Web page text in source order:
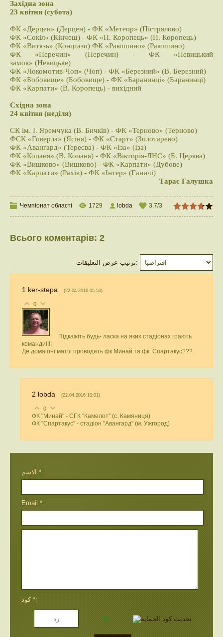
Західна зона
23 квітня (субота)
ФК «Дерцен» (Дерцен) - ФК «Метеор» (Пістрялово)
ФК «Сокіл» (Кінчеш) - ФК «Н. Коропець» (Н. Коропець)
ФК «Витязь» (Концгазо) ФК «Ракошино» (Ракошино)
ФК «Перечин» (Перечин) - ФК «Невицький
замок» (Невицьке)
ФК «Локомотив-Чоп» (Чоп) - ФК «Березний» (В. Березний)
ФК «Бобовище» (Бобовище) - ФК «Баранинці» (Баранинці)
ФК «Карпати» (В. Коропець) - вихідний
Східна зона
24 квітня (неділя)
СК ім. І. Яремчука (В. Бичків) - ФК «Терново» (Терново)
ФСК «Говерла» (Ясіня) - ФК «Старт» (Золотарево)
ФК «Авангард» (Тересва) - ФК «Іза» (Іза)
ФК «Копаня» (В. Копаня) - ФК «Вікторія-ЛНС» (Б. Церква)
ФК «Вишково» (Вишково) - ФК «Карпати» (Дубове)
ФК «Карпати» (Рахів) - ФК «Інтер» (Ганичі)
Тарас Галушка
Чемпіонат області 1729 lobda 3.7/3
Всього коментарів: 2
ترتيب عرض التعليقات:
1 ker-stepa (22.04.2016 05:53)
0
Підкажіть будь- ласка на яких стадіонах грають
команди!!!!
Де домашні матчі проводять фк Минай та фк Спартакус???
2 lobda (22.04.2016 10:01)
0
ФК "Минай" - СГК "Камелот" (с. Камяниця)
ФК "Спартакус" - стадіон "Авангард" (м. Ужгород)
الاسم *:
Email *:
كود *: